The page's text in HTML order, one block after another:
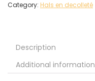
Category: Hals en decolleté
Description
Additional information